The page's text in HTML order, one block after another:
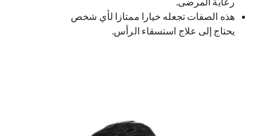
هذه الصفات تجعله خيارا ممتازا لأي شخص
يحتاج إلى علاج استسقاء الرأس.